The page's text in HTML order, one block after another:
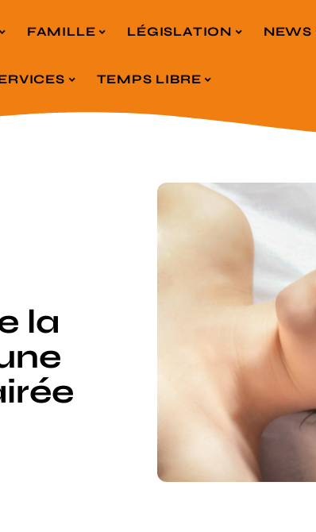
FAMILLE LÉGISLATION NEWS
TEMPS LIBRE
la